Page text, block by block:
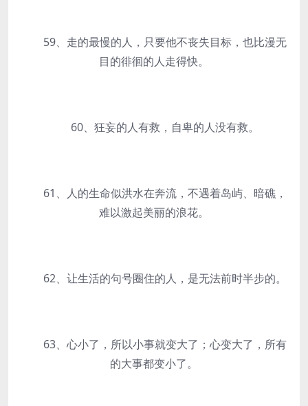
59、走的最慢的人，只要他不丧失目标，也比漫无
目的徘徊的人走得快。
60、狂妄的人有救，自卑的人没有救。
61、人的生命似洪水在奔流，不遇着岛屿、暗礁，
难以激起美丽的浪花。
62、让生活的句号圈住的人，是无法前时半步的。
63、心小了，所以小事就变大了；心变大了，所有
的大事都变小了。